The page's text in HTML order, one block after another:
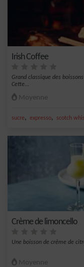
Irish Coffee
Grand classique des
Cette...
Moyenne
sucre, expresso, scotch
Crème de limoncello
Une boisson de crème de
Moyenne